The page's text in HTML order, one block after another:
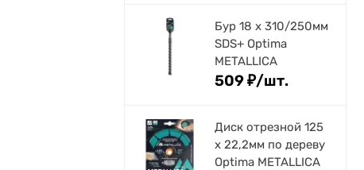
Бур 18 х 310/250мм
SDS+ Optima
METALLICA
509₽/шт.
Диск отрезной 125
x 22,2мм по дереву
Optima METALLICA